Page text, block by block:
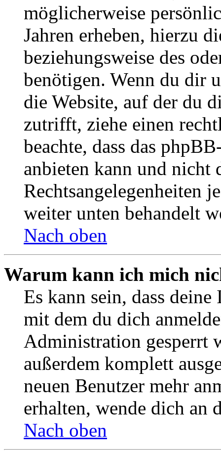
möglicherweise
Jahren erheben, hierzu
beziehungsweise des
benötigen. Wenn du dir
die Website, auf der du
zutrifft, ziehe einen
beachte, dass das
anbieten kann und nicht
Rechtsangelegenheiten
weiter unten behandelt
Nach oben
Warum kann ich mich
Es kann sein, dass
mit dem du dich
Administration gesperrt
außerdem komplett
neuen Benutzer mehr
erhalten, wende dich
Nach oben